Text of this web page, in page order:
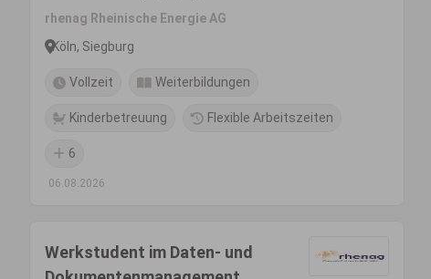
rhenag Rheinische Energie AG
Köln, Siegburg
Vollzeit Weiterbildungen
Kinderbetreuung Flexible Arbeitszeiten
6
06.08.2026
Werkstudent im Daten- und